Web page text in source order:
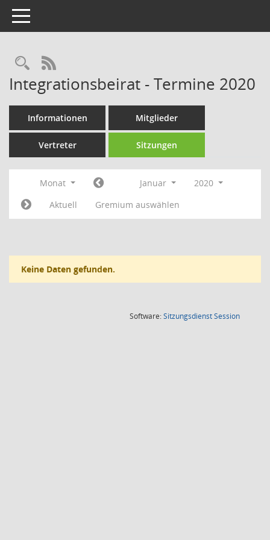
Toggle navigation
Rechercheauswahl
RSS-Feed
Integrationsbeirat - Termine 2020
Informationen Mitglieder
Vertreter Sitzungen
Monat Januar
2020
Aktuell
Gremium auswählen
Keine Daten gefunden.
Software:SitzungsdienstSession(Wird in